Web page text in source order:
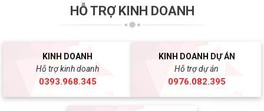
HỖ TRỢ KINH DOANH
KINH DOANH
Hỗ trợ kinh doanh
0393.968.345
KINH DOANH DỰ ÁN
Hỗ trợ dự án
0976.082.395